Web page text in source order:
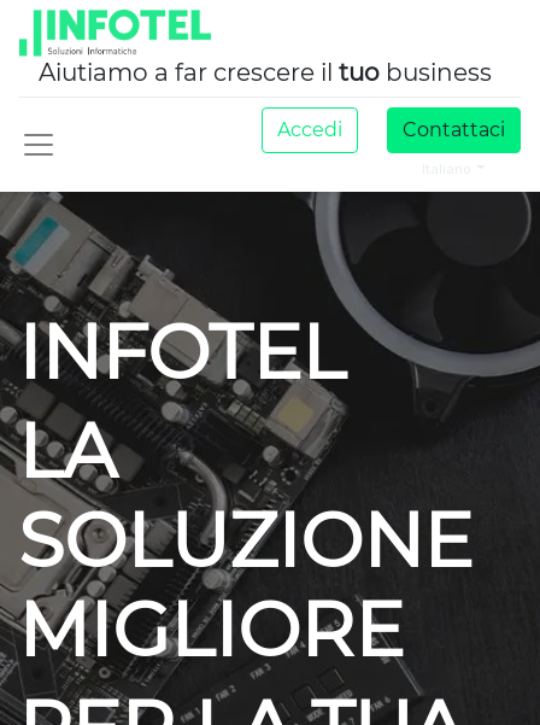
Aiutiamo a far crescere il tuo business
Accedi Contattaci
INFOTEL
LA
SOLUZIONE
MIGLIORE